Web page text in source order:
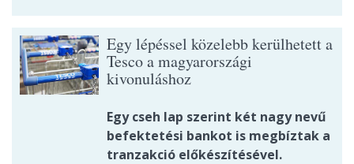
Egy lépéssel közelebb kerülhetett a
Tesco a magyarországi
kivonuláshoz
Egy cseh lap szerint két nagy nevű
befektetési bankot is megbíztak a
tranzakció előkészítésével.